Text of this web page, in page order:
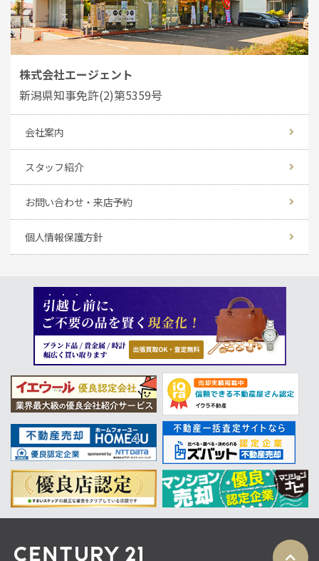
株式会社エージェント
新潟県知事免許(2)第5359号
会社案内
スタッフ紹介
お問い合わせ・来店予約
個人情報保護方針